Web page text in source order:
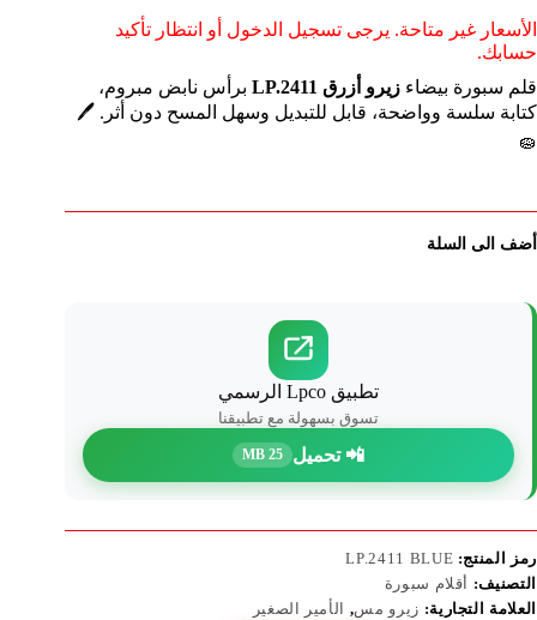
الأسعار غير متاحة. يرجى تسجيل الدخول أو انتظار تأكيد
حسابك.
قلم سبورة بيضاء زيرو أزرق LP.2411
برأس نابض مبروم،
كتابة سلسة وواضحة، قابل للتبديل وسهل المسح دون أثر. 🖊️
🧽
أضف الى السلة
تطبيق Lpco الرسمي
تسوق بسهولة مع تطبيقنا
📲 تحميل 25 MB
رمز المنتج: LP.2411 BLUE
التصنيف: أقلام سبورة
العلامة التجارية: زيرو مس, الأمير الصغير